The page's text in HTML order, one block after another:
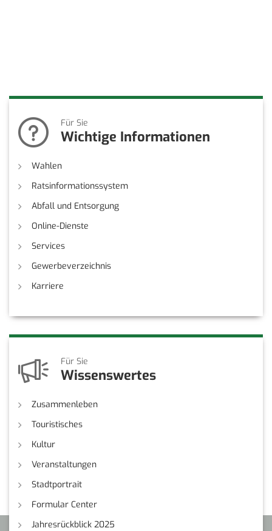
Für Sie
Wichtige Informationen
Wahlen
Ratsinformationssystem
Abfall und Entsorgung
Online-Dienste
Services
Gewerbeverzeichnis
Karriere
Für Sie
Wissenswertes
Zusammenleben
Touristisches
Kultur
Veranstaltungen
Stadtportrait
Formular Center
Jahresrückblick 2025